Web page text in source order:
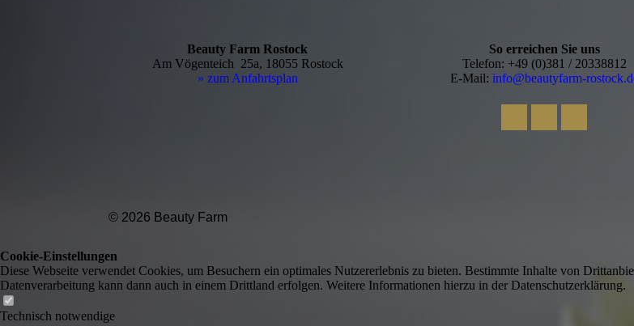
Beauty Farm Rostock
Am Vögenteich 25a, 18055 Rostock
» zum Anfahrtsplan
So erreichen Sie uns
Telefon: +49 (0)381 / 20338812
E-Mail: info@beautyfarm-
© 2026 Beauty Farm
Cookie-Einstellungen
Diese Webseite verwendet Cookies, um Besuchern ein optimales Nutzererlebnis zu bieten. Bestimmte Inhalte von
Datenverarbeitung kann dann auch in einem Drittland erfolgen. Weitere Informationen hierzu in der Datenschutzerklärung.
Technisch notwendige